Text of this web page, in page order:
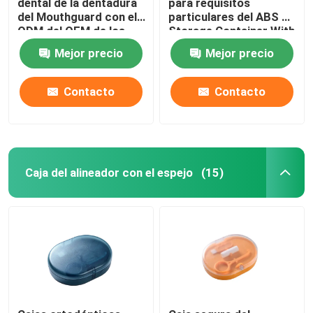
Caja del alineador con el espejo
Alineador dental Chewies
Órganos articuladores dentales del laboratorio
Equipo ortodóntico del cuidado
del Mouthguard con el
ODM del OEM de los
agujeros de
respiraderoMejor precio
Contacto
particulares del ABS de
Storage Container With
del guardia de boca de
la dentaduraMejor precio
Contacto
Caja del alineador con el espejo (15)